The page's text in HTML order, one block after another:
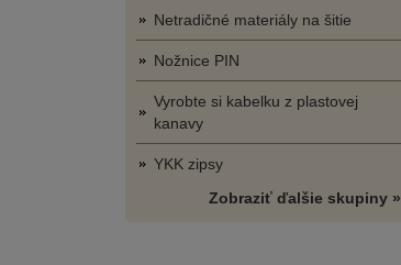
Netradičné materiály na šitie
Nožnice PIN
Vyrobte si kabelku z plastovej
kanavy
YKK zipsy
Zobraziť ďalšie skupiny »